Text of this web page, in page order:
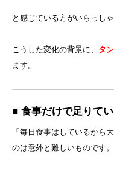
と感じている方がいらっしゃ
こうした変化の背景に、 タ
ます。
■ 食事だけで足りて
「毎日食事はしているから
のは意外と難しいものです。